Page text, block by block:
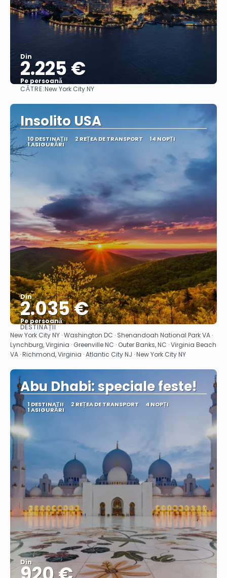
Din
2.225 €
Pe persoană
CĂTRE:New York City NY
Insolito USA
10 DESTINAŢII 2 REȚEA DE TRANSPORT 14 NOPȚI
1 ASIGURĂRI
Din
2.035 €
Pe persoană
Vedea
DESTINAȚII
New York City NY · Washington DC · Shenandoah National Park VA ·
Lynchburg, Virginia · Greenville NC · Outer Banks, NC · Virginia Beach
VA · Richmond, Virginia · Atlantic City NJ · New York City NY
Abu Dhabi: speciale feste!
1 DESTINAŢII 2 REȚEA DE TRANSPORT 4 NOPȚI
1 ASIGURĂRI
Din